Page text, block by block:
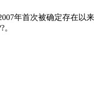
年首次被确定存在以